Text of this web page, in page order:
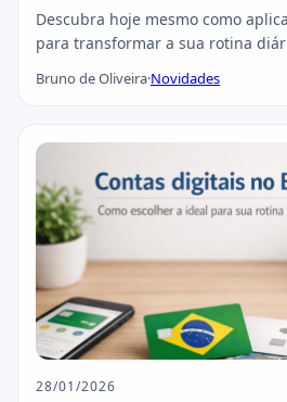
Descubra hoje mesmo como
para transformar a sua rotina
Bruno de Oliveira·Novidades
28/01/2026